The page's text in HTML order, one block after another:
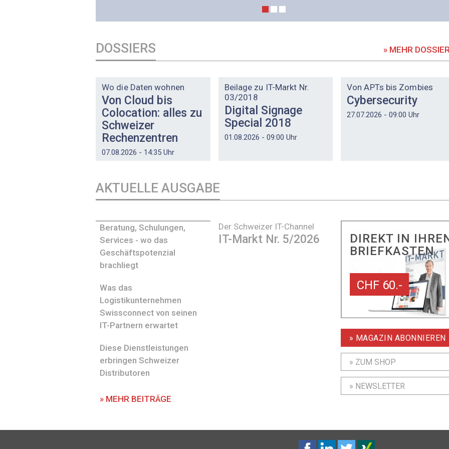
DOSSIERS » MEHR
Wo die Daten wohnen
Von Cloud bis
Colocation: alles zu
Schweizer
Rechenzentren
07.08.2026 - 14:35 Uhr
Beilage zu IT-Markt Nr.
03/2018
Digital Signage
Special 2018
01.08.2026 - 09:00 Uhr
Von APTs bis Zombies
Cybersecurity
27.07.2026 - 09:00 Uhr
AKTUELLE AUSGABE
Der Schweizer IT-Channel
IT-Markt Nr. 5/2026
Beratung, Schulungen,
Services - wo das
Geschäftspotenzial
brachliegt
Was das
Logistikunternehmen
Swissconnect von seinen
IT-Partnern erwartet
Diese Dienstleistungen
erbringen Schweizer
Distributoren
» MEHR BEITRÄGE
DIREKT IN
BRIEFKASTEN
CHF 60.-
» MAGAZIN ABONNIEREN
» ZUM SHOP
» NEWSLETTER